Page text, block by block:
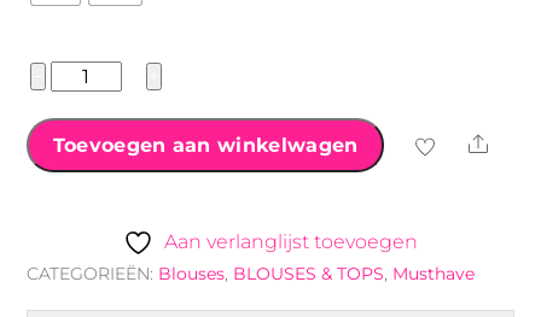
Musthave
Tess
aantal
Toevoegen aan winkelwagen Share
Aan verlanglijst toevoegen
CATEGORIEËN: Blouses, BLOUSES & TOPS, Musthave